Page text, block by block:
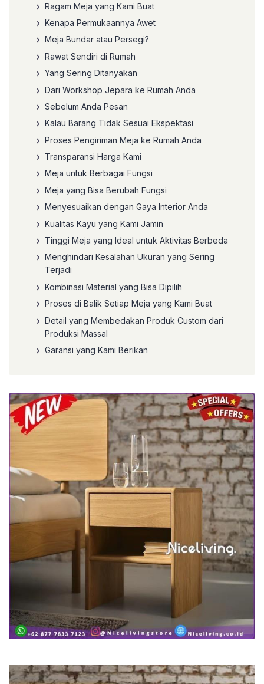
Ragam Meja yang Kami Buat
Kenapa Permukaannya Awet
Meja Bundar atau Persegi?
Rawat Sendiri di Rumah
Yang Sering Ditanyakan
Dari Workshop Jepara ke Rumah Anda
Sebelum Anda Pesan
Kalau Barang Tidak Sesuai Ekspektasi
Proses Pengiriman Meja ke Rumah Anda
Transparansi Harga Kami
Meja untuk Berbagai Fungsi
Meja yang Bisa Berubah Fungsi
Menyesuaikan dengan Gaya Interior Anda
Kualitas Kayu yang Kami Jamin
Tinggi Meja yang Ideal untuk Aktivitas Berbeda
Menghindari Kesalahan Ukuran yang Sering
Terjadi
Kombinasi Material yang Bisa Dipilih
Proses di Balik Setiap Meja yang Kami Buat
Detail yang Membedakan Produk Custom dari
Produksi Massal
Garansi yang Kami Berikan